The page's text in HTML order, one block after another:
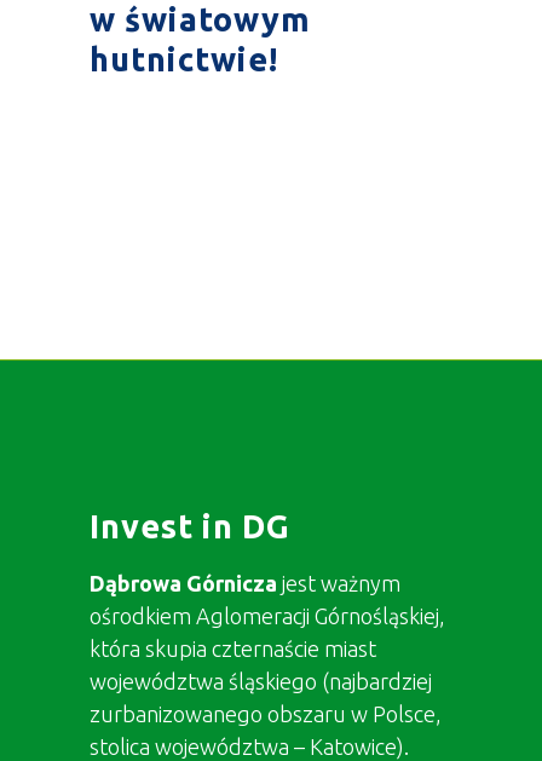
w światowym
hutnictwie!
Invest in DG
Dąbrowa Górnicza jest ważnym
ośrodkiem Aglomeracji Górnośląskiej,
która skupia czternaście miast
województwa śląskiego (najbardziej
zurbanizowanego obszaru w Polsce,
stolica województwa – Katowice).